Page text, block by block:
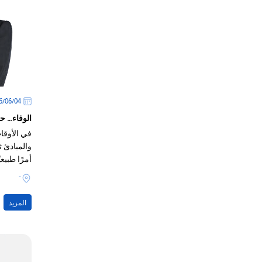
04‏/06‏/2026
الوفاء…
في
والمبادئ
أمرًا
الثبات
-
المزيد